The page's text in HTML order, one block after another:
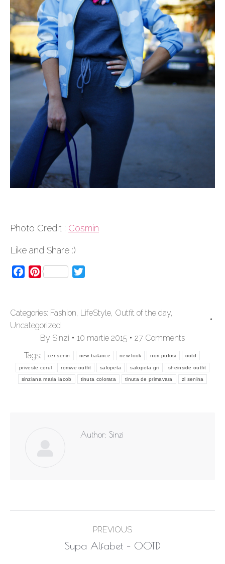
Photo Credit : Cosmin
Like and Share :)
FacebookPinterest
Categories: Fashion, LifeStyle, Outfit of the day,
Uncategorized
By Sinzi 10 martie 2015
27 Comments
Tags:
cer senin new balance new look nori pufosi ootd
priveste cerul romwe outfit salopeta salopeta gri sheinside outfit
sinziana maria iacob tinuta colorata tinuta de primavara zi senina
Author: Sinzi
navigation
PREVIOUS
Previous
Supa Alfabet – OOTD